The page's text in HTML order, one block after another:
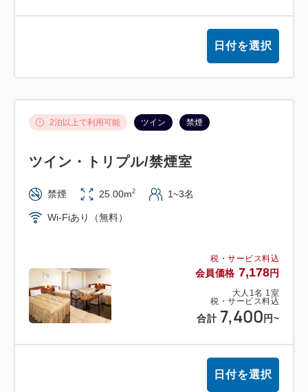
日付を選択
税・サービス料込
会員価格 7,178円
大人 1名 1室
税・サービス料込
合計 7,400 円~
2泊以上で利用可能 ツイン 禁煙
ツイン・トリプル/禁煙室
禁煙 25.00m2 1~3名
Wi-Fiあり（無料）
日付を選択